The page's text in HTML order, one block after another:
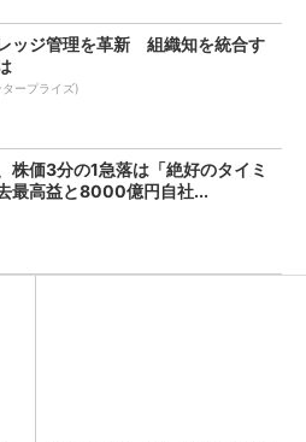
ッジ管理を革新 組織知を統合す
ープライズ)
株価3分の1急落は「絶好のタイミ
最高益と8000億円自社...